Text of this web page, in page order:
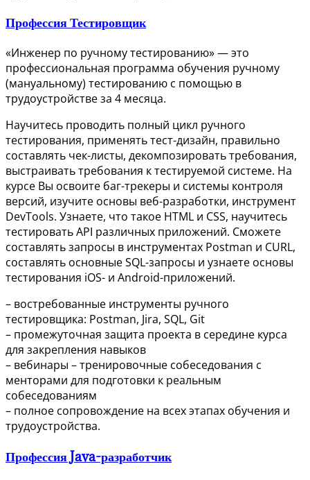
Профессия Тестировщик
«Инженер по ручному тестированию» — это
профессиональная программа обучения ручному
(мануальному) тестированию с помощью в
трудоустройстве за 4 месяца.
Научитесь проводить полный цикл ручного
тестирования, применять тест-дизайн, правильно
составлять чек-листы, декомпозировать требования,
выстраивать требования к тестируемой системе. На
курсе Вы освоите баг-трекеры и системы контроля
версий, изучите основы веб-разработки, инструмент
DevTools. Узнаете, что такое HTML и CSS, научитесь
тестировать API различных приложений. Сможете
составлять запросы в инструментах Postman и CURL,
составлять основные SQL-запросы и узнаете основы
тестирования iOS- и Android-приложений.
– востребованные инструменты ручного
тестировщика: Postman, Jira, SQL, Git
– промежуточная защита проекта в середине курса
для закрепления навыков
– вебинары – тренировочные собеседования с
менторами для подготовки к реальным
собеседованиям
– полное сопровождение на всех этапах обучения и
трудоустройства.
Профессия Java-разработчик